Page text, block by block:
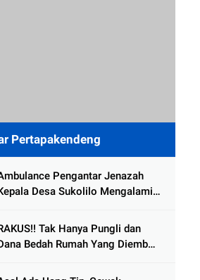
Pertapakendeng
Pengantar Jenazah
Desa Sukolilo Mengalami
Dunia
Tak Hanya Pungli dan
Bedah Rumah Yang Diembat,
Tlogowungu, di Duga